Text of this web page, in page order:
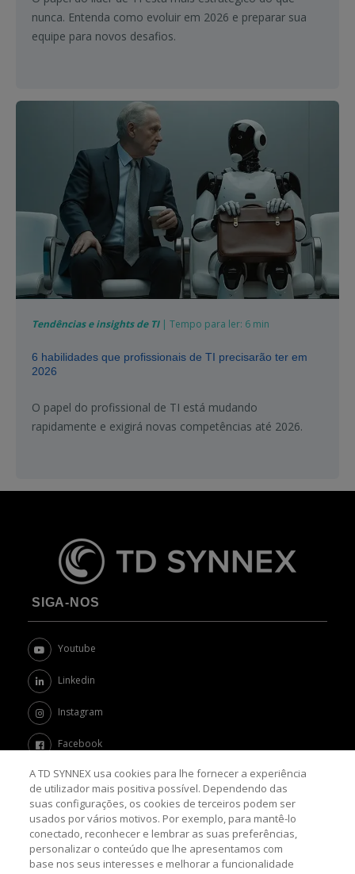
nunca. Entenda como evoluir em 2026 e preparar sua
equipe para novos desafios.
Tendências e insights de TI| Tempo para ler: 6 min
6 habilidades que profissionais de TI precisarão ter em
2026
O papel do profissional de TI está mudando
rapidamente e exigirá novas competências até 2026.
SIGA-NOS
Youtube
Linkedin
Instagram
Facebook
Twitter
Channel Academy
SOBRE O BLOG
A TD SYNNEX usa cookies para lhe fornecer a experiência
de utilizador mais positiva possível. Dependendo das
suas configurações, os cookies de terceiros podem ser
usados por vários motivos. Por exemplo, para mantê-lo
conectado, reconhecer e lembrar as suas preferências,
personalizar o conteúdo que lhe apresentamos com
base nos seus interesses e melhorar a funcionalidade